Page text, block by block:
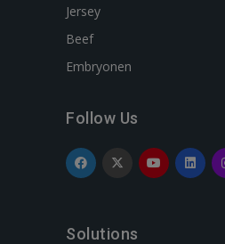
Jersey
Beef
Embryonen
Follow Us
Solutions